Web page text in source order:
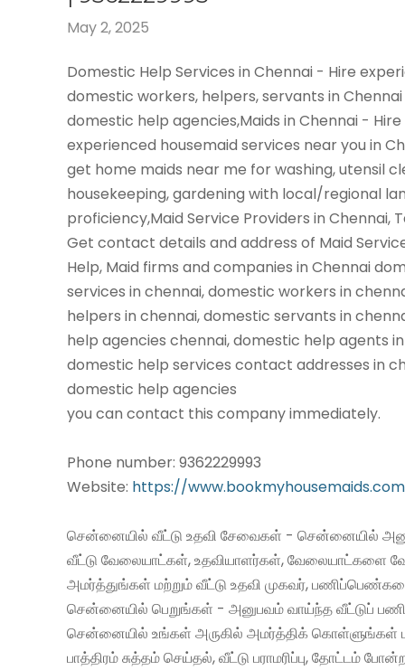
May 2, 2025
Domestic Help Services in Chennai - Hire
domestic workers, helpers, servants in
domestic help agencies,Maids in Chennai - Hire
experienced housemaid services near you in
get home maids near me for washing, utensil
housekeeping, gardening with local/regional
proficiency,Maid Service Providers in Chennai,
Get contact details and address of Maid
Help, Maid firms and companies in Chennai
services in chennai, domestic workers in
helpers in chennai, domestic servants in
help agencies chennai, domestic help agents
domestic help services contact addresses in
domestic help agencies
you can contact this company immediately.
Phone number: 9362229993
Website: https://
சென்னையில் வீட்டு உதவி சேவைகள் - சென்னையில்
வீட்டு வேலையாட்கள், உதவியாளர்கள், வேலையாட்களை
அமர்த்துங்கள் மற்றும் வீட்டு உதவி முகவர்,
சென்னையில் பெறுங்கள் - அனுபவம் வாய்ந்த வீட்டுப்
சென்னையில் உங்கள் அருகில் அமர்த்திக் கொள்ளுங்கள்
பாத்திரம் சுத்தம் செய்தல், வீட்டு பராமரிப்பு, தோட்டம்